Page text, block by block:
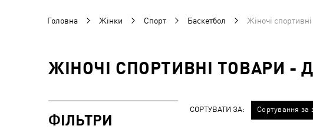
Головна Жінки Спорт Баскетбол Жіночі
ЖІНОЧІ СПОРТИВНІ ТОВАРИ -
СОРТУВАТИ ЗА: Сортування за
ФІЛЬТРИ